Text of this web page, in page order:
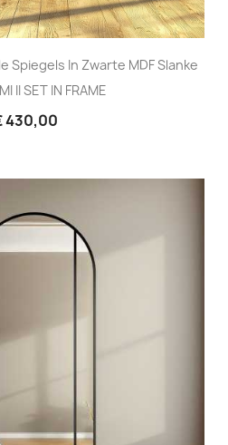
Spiegels In Zwarte MDF Slanke
II SET IN FRAME
430,00